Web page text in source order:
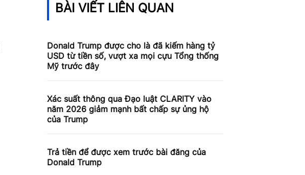
BÀI VIẾT LIÊN QUAN
Donald Trump được cho là đã kiếm hàng tỷ
USD từ tiền số, vượt xa mọi cựu Tổng thống
Mỹ trước đây
Xác suất thông qua Đạo luật CLARITY vào
năm 2026 giảm mạnh bất chấp sự ủng hộ
của Trump
Trả tiền để được xem trước bài đăng của
Donald Trump